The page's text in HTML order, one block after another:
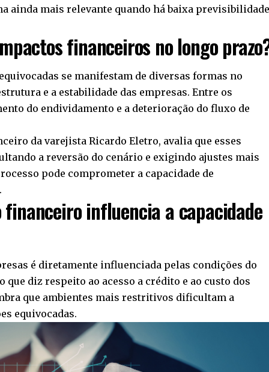
ainda mais relevante quando há baixa
financeiros no longo
se manifestam de diversas formas no
e a estabilidade das empresas. Entre os
do endividamento e a deterioração do fluxo de
da varejista Ricardo Eletro, avalia que esses
a reversão do cenário e exigindo ajustes mais
pode comprometer a capacidade de
influencia a capacidade
é diretamente influenciada pelas condições do
diz respeito ao acesso a crédito e ao custo dos
que ambientes mais restritivos dificultam a
equivocadas.